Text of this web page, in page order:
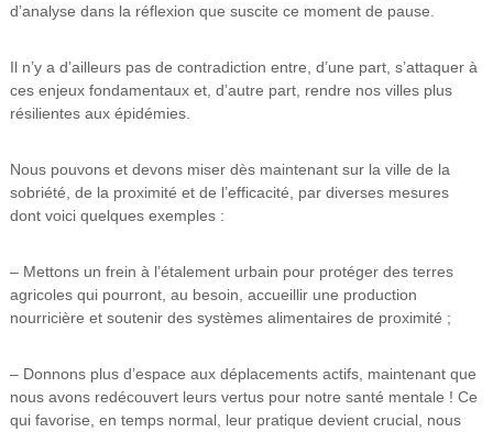
d’analyse dans la réflexion que suscite ce moment de pause.
Il n’y a d’ailleurs pas de contradiction entre, d’une part, s’attaquer à
ces enjeux fondamentaux et, d’autre part, rendre nos villes plus
résilientes aux épidémies.
Nous pouvons et devons miser dès maintenant sur la ville de la
sobriété, de la proximité et de l’efficacité, par diverses mesures
dont voici quelques exemples :
– Mettons un frein à l’étalement urbain pour protéger des terres
agricoles qui pourront, au besoin, accueillir une production
nourricière et soutenir des systèmes alimentaires de proximité ;
– Donnons plus d’espace aux déplacements actifs, maintenant que
nous avons redécouvert leurs vertus pour notre santé mentale ! Ce
qui favorise, en temps normal, leur pratique devient crucial, nous